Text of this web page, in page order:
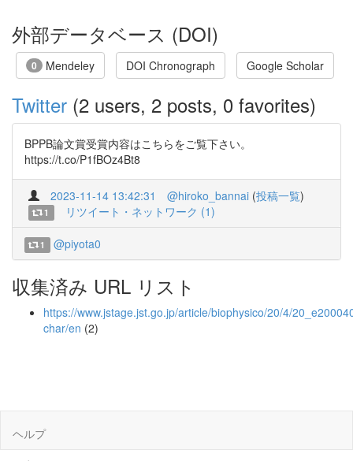
外部データベース (DOI)
0 Mendeley DOI Chronograph Google Scholar
Twitter (2 users, 2 posts, 0 favorites)
BPPB論文賞受賞内容はこちらをご覧下さい。
https://t.co/P1fBOz4Bt8
2023-11-14 13:42:31 @hiroko_bannai (投稿一覧)
1 リツイート・ネットワーク (1)
1 @piyota0
収集済み URL リスト
https://www.jstage.jst.go.jp/article/biophysico/20/4/
char/en (2)
ヘルプ